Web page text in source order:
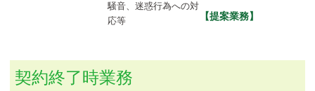
騒音、迷惑行為への対
応等
【提案業務】
契約終了時業務